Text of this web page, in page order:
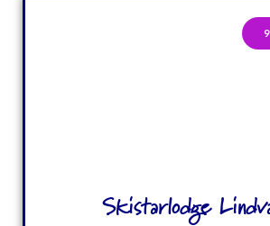
Skistarlodge